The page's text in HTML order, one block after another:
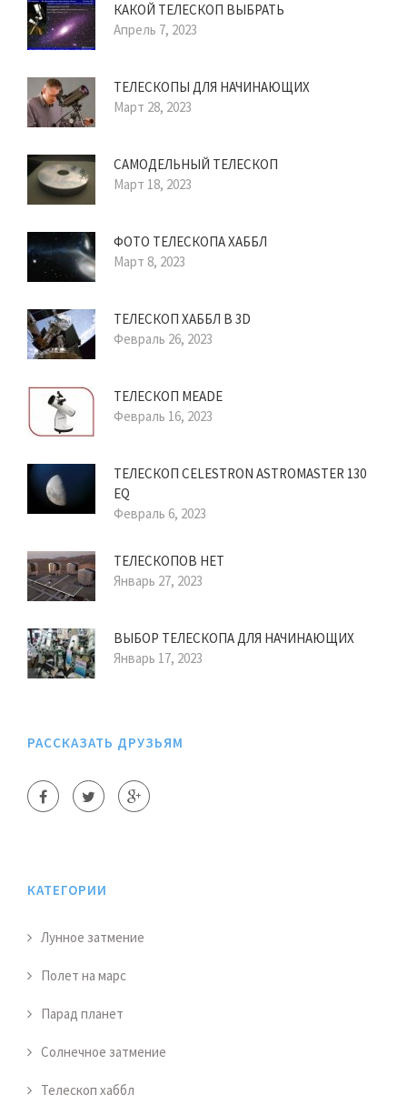
КАКОЙ ТЕЛЕСКОП ВЫБРАТЬ
Апрель 7, 2023
ТЕЛЕСКОПЫ ДЛЯ НАЧИНАЮЩИХ
Март 28, 2023
САМОДЕЛЬНЫЙ ТЕЛЕСКОП
Март 18, 2023
ФОТО ТЕЛЕСКОПА ХАББЛ
Март 8, 2023
ТЕЛЕСКОП ХАББЛ В 3D
Февраль 26, 2023
ТЕЛЕСКОП MEADE
Февраль 16, 2023
ТЕЛЕСКОП CELESTRON ASTROMASTER 130
EQ
Февраль 6, 2023
ТЕЛЕСКОПОВ НЕТ
Январь 27, 2023
ВЫБОР ТЕЛЕСКОПА ДЛЯ НАЧИНАЮЩИХ
Январь 17, 2023
РАССКАЗАТЬ ДРУЗЬЯМ
КАТЕГОРИИ
Лунное затмение
Полет на марс
Парад планет
Солнечное затмение
Телескоп хаббл